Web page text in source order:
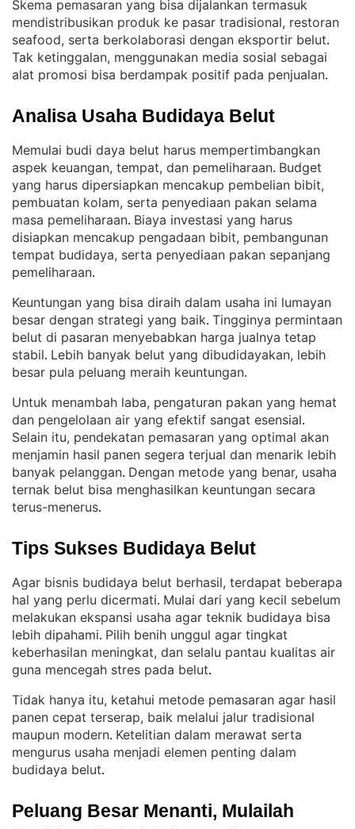
Skema pemasaran yang bisa dijalankan termasuk
mendistribusikan produk ke pasar tradisional, restoran
seafood, serta berkolaborasi dengan eksportir belut
Tak ketinggalan, menggunakan media sosial sebagai
alat promosi bisa berdampak positif pada penjualan.
Analisa Usaha Budidaya Belut
Memulai budi daya belut harus mempertimbangkan
aspek keuangan, tempat, dan pemeliharaan. Budget
yang harus dipersiapkan mencakup pembelian bibit,
pembuatan kolam, serta penyediaan pakan selama
masa pemeliharaan. Biaya investasi yang harus
disiapkan mencakup pengadaan bibit, pembangunan
tempat budidaya, serta penyediaan pakan sepanjang
pemeliharaan.
Keuntungan yang bisa diraih dalam usaha ini lumayan
besar dengan strategi yang baik. Tingginya permintaan
belut di pasaran menyebabkan harga jualnya tetap
stabil. Lebih banyak belut yang dibudidayakan, lebih
besar pula peluang meraih keuntungan.
Untuk menambah laba, pengaturan pakan yang hemat
dan pengelolaan air yang efektif sangat esensial
Selain itu, pendekatan pemasaran yang optimal akan
menjamin hasil panen segera terjual dan menarik lebih
banyak pelanggan. Dengan metode yang benar, usaha
ternak belut bisa menghasilkan keuntungan secara
terus-menerus.
Tips Sukses Budidaya Belut
Agar bisnis budidaya belut berhasil, terdapat beberapa
hal yang perlu dicermati. Mulai dari yang kecil sebelum
melakukan ekspansi usaha agar teknik budidaya bisa
lebih dipahami. Pilih benih unggul agar tingkat
keberhasilan meningkat, dan selalu pantau kualitas air
guna mencegah stres pada belut.
Tidak hanya itu, ketahui metode pemasaran agar hasil
panen cepat terserap, baik melalui jalur tradisional
maupun modern. Ketelitian dalam merawat serta
mengurus usaha menjadi elemen penting dalam
budidaya belut.
Peluang Besar Menanti, Mulailah